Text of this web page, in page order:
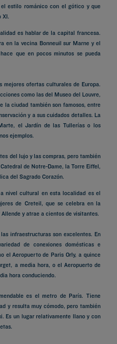
estilo románico con el gótico y que
XI.
es hablar de la capital francesa.
en la vecina Bonneuil sur Marne y el
que en pocos minutos se pueda
ofertas culturales de Europa.
como las del Museo del Louvre,
la ciudad también son famosos, entre
y a sus cuidados detalles. La
el Jardín de las Tullerías o los
ejemplos.
del lujo y las compras, pero también
de Notre-Dame, la Torre Eiffel,
del Sagrado Corazón.
nivel cultural en esta localidad es el
de Creteil, que se celebra en la
y atrae a cientos de visitantes.
las infraestructuras son excelentes. En
de conexiones domésticas e
el Aeropuerto de Paris Orly, a quince
a media hora, o el Aeropuerto de
hora conduciendo.
es el metro de París. Tiene
y resulta muy cómodo, pero también
Es un lugar relativamente llano y con